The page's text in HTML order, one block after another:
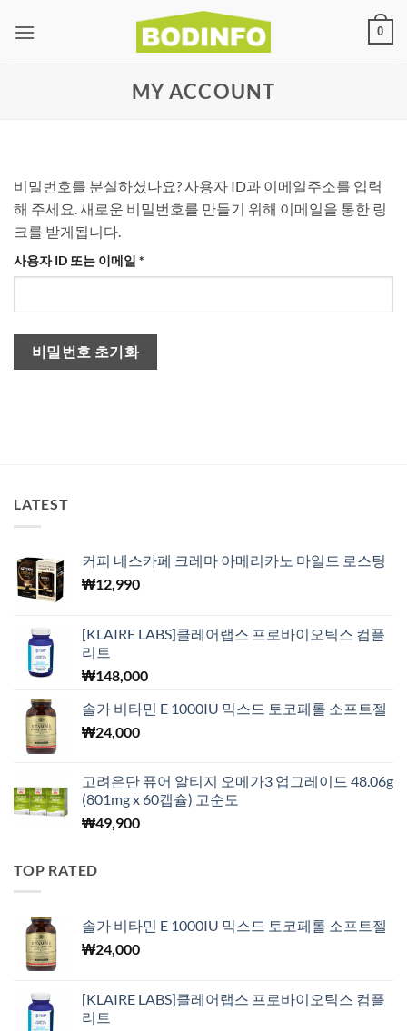
0
MY ACCOUNT
비밀번호를 분실하셨나요? 사용자 ID과 이메일주소를 입력
해 주세요. 새로운 비밀번호를 만들기 위해 이메일을 통한 링
크를 받게됩니다.
사용자 ID 또는 이메일 *
비밀번호 초기화
LATEST
커피 네스카페 크레마 아메리카노 마일드 로스팅
₩12,990
[KLAIRE LABS]클레어랩스 프로바이오틱스 컴플
리트
₩148,000
솔가 비타민 E 1000IU 믹스드 토코페롤 소프트젤
₩24,000
고려은단 퓨어 알티지 오메가3 업그레이드 48.06g
(801mg x 60캡슐) 고순도
₩49,900
TOP RATED
솔가 비타민 E 1000IU 믹스드 토코페롤 소프트젤
₩24,000
[KLAIRE LABS]클레어랩스 프로바이오틱스 컴플
리트